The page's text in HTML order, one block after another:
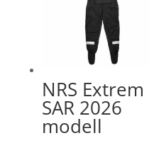
NRS Extrem
SAR 2026
modell